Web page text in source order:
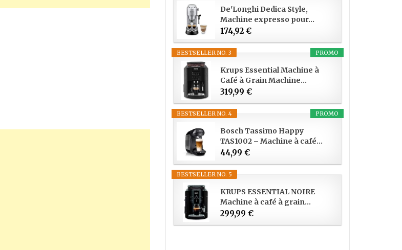
De'Longhi Dedica Style,
Machine expresso pour...
174,92 €
PROMO
BESTSELLER NO. 3
Krups Essential Machine à
Café à Grain Machine...
319,99 €
PROMO
BESTSELLER NO. 4
Bosch Tassimo Happy
TAS1002 – Machine à café...
44,99 €
BESTSELLER NO. 5
KRUPS ESSENTIAL NOIRE
Machine à café à grain...
299,99 €